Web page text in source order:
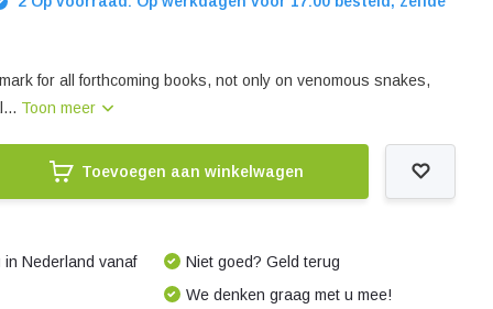
for all forthcoming books, not only on venomous snakes,
Toon meer
Toevoegen aan winkelwagen
Nederland vanaf
Niet goed? Geld terug
We denken graag met u mee!